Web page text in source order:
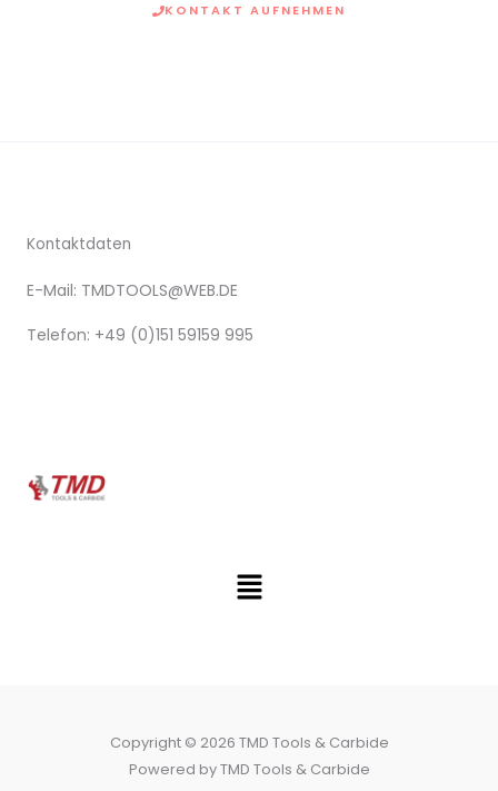
KONTAKT AUFNEHMEN
Kontaktdaten
E-Mail: TMDTOOLS@WEB.DE​
Telefon: +49 (0)151 59159 995
Menü
Copyright © 2026 TMD Tools & Carbide
Powered by TMD Tools & Carbide